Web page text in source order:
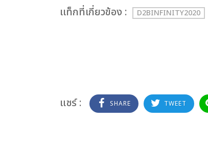
เเท็กที่เกี่ยวข้อง : D2BINFINITY2020
แชร์ : SHARE TWEET